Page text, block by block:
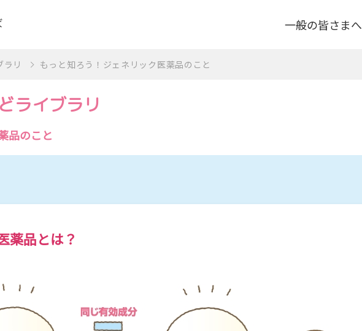
一般の皆さまへ
リ もっと知ろう！ジェネリック医薬品のこと
ライブラリ
品のこと
薬品とは？